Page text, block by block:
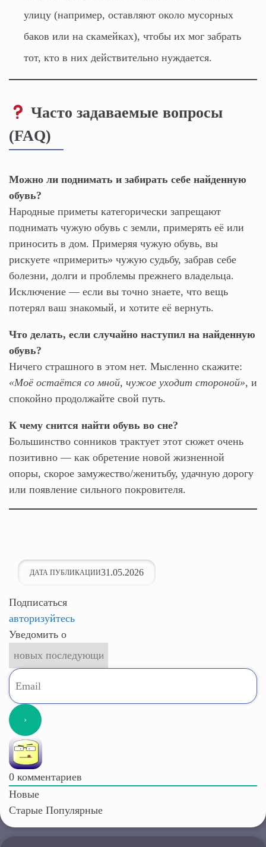
улицу (например, оставляют около мусорных
баков или на скамейках), чтобы их мог забрать
тот, кто в них действительно нуждается.
Часто задаваемые вопросы
(FAQ)
Можно ли поднимать и забирать себе найденную
обувь?
Народные приметы категорически запрещают
поднимать чужую обувь с земли, примерять её или
приносить в дом. Примеряя чужую обувь, вы
рискуете «примерить» чужую судьбу, забрав себе
болезни, долги и проблемы прежнего владельца.
Исключение — если вы точно знаете, что вещь
потерял ваш знакомый, и хотите её вернуть.
Что делать, если случайно наступил на найденную
обувь?
Ничего страшного в этом нет. Мысленно скажите:
«Моё остаётся со мной, чужое уходит стороной», и
спокойно продолжайте свой путь.
К чему снится найти обувь во сне?
Большинство сонников трактует этот сюжет очень
позитивно — как обретение новой жизненной
опоры, скорое замужество/женитьбу, удачную дорогу
или появление сильного покровителя.
ДАТА ПУБЛИКАЦИИ31.05.2026
Подписаться
авторизуйтесь
Уведомить о
0 комментариев
Новые
Старые Популярные